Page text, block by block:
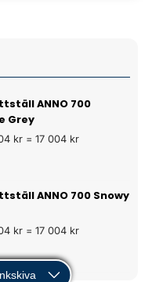
ANNO 700
Grey
kr = 17 004 kr
ANNO 700 Snowy
kr = 17 004 kr